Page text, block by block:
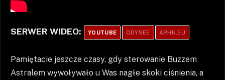
SERWER WIDEO: YOUTUBE ODYSEE ARHN.EU
Pamiętacie jeszcze czasy, gdy sterowanie Buzzem
Astralem wywoływało u Was nagłe skoki ciśnienia, a